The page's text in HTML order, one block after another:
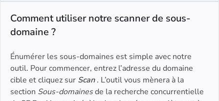
Comment utiliser notre scanner de sous-
domaine ?
Énumérer les sous-domaines est simple avec notre
outil. Pour commencer, entrez l’adresse du domaine
cible et cliquez sur Scan. L’outil vous mènera à la
section Sous-domainesde la recherche concurrentielle